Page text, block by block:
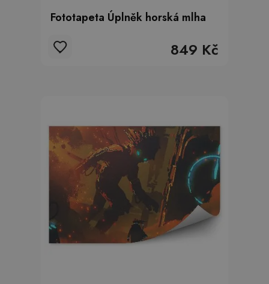
Fototapeta Úplněk horská mlha
849 Kč